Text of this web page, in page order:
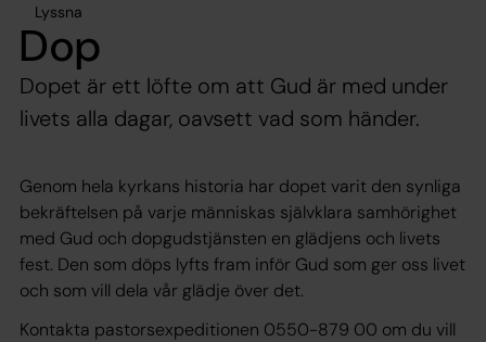
Lyssna
Dop
Dopet är ett löfte om att Gud är med under
livets alla dagar, oavsett vad som händer.
Genom hela kyrkans historia har dopet varit den synliga
bekräftelsen på varje människas självklara samhörighet
med Gud och dopgudstjänsten en glädjens och livets
fest. Den som döps lyfts fram inför Gud som ger oss livet
och som vill dela vår glädje över det.
Kontakta pastorsexpeditionen 0550-879 00 om du vill